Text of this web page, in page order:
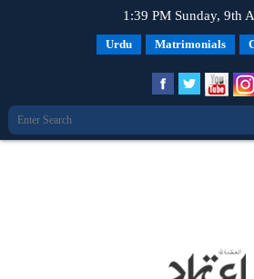
1:39 PM Sunday, 9th
Urdu Matrimonials